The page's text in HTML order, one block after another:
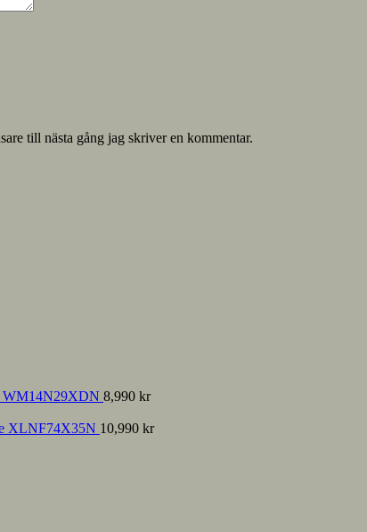
till nästa gång jag skriver en kommentar.
WM14N29XDN 8,990 kr
XLNF74X35N 10,990 kr